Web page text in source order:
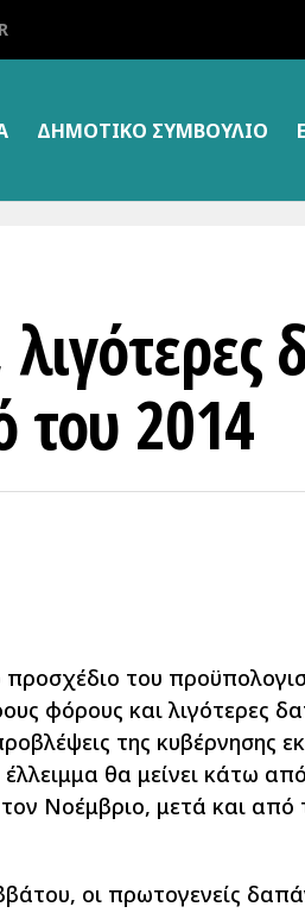
ΔΗΜΟΤΙΚΌ ΣΥΜΒΟΎΛΙΟ
του 2014
του
φόρους και λιγότερες
της κυβέρνησης
θα μείνει κάτω
Νοέμβριο, μετά και από
οι πρωτογενείς